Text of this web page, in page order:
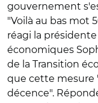
gouvernement
"Voilà au bas mot
réagi la
économiques
de la Transition
que cette mesure
décence".